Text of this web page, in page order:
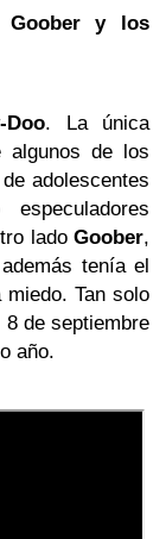
Goober y los
Doo. La única
algunos de los
adolescentes
lado Goober,
tenía el
Tan solo
de septiembre
año.